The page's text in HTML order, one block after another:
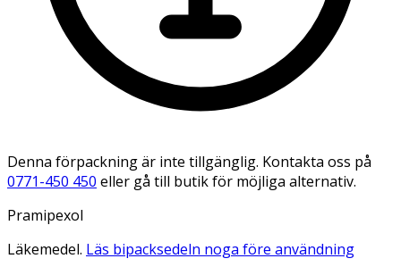
Denna förpackning är inte tillgänglig. Kontakta oss på
0771-450 450 eller gå till butik för möjliga alternativ.
Pramipexol
Läkemedel. Läs bipacksedeln noga före användning